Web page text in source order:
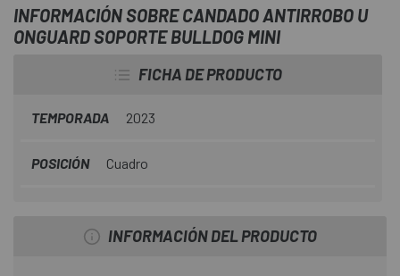
transportar fácilmente en la bicicleta.
INFORMACIÓN SOBRE CANDADO ANTIRROBO U
ONGUARD SOPORTE BULLDOG MINI
FICHA DE PRODUCTO
TEMPORADA 2023
POSICIÓN Cuadro
INFORMACIÓN DEL PRODUCTO